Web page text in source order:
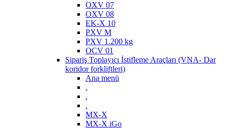
OXV 07
OXV 08
EK-X 10
PXV M
PXV 1.200 kg
OCV 01
Sipariş Toplayıcı İstifleme Araçları (VNA- Dar
koridor forkliftleri)
Ana menü
.
.
.
MX-X
MX-X iGo